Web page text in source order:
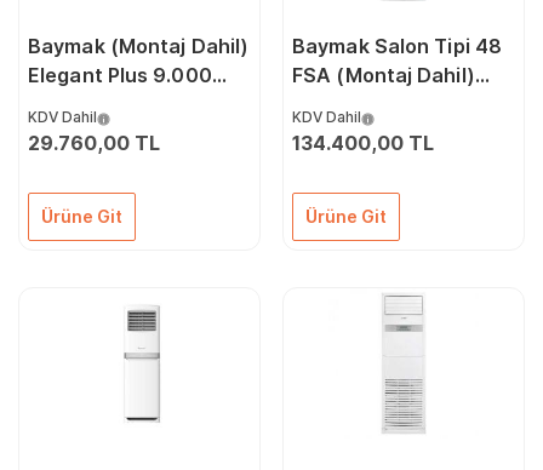
Baymak (Montaj Dahil)
Elegant Plus 9.000
KDV Dahil
29.760,00 TL
Ürüne Git
Baymak Salon Tipi 48
FSA (Montaj Dahil)
Klima
KDV Dahil
134.400,00 TL
Ürüne Git